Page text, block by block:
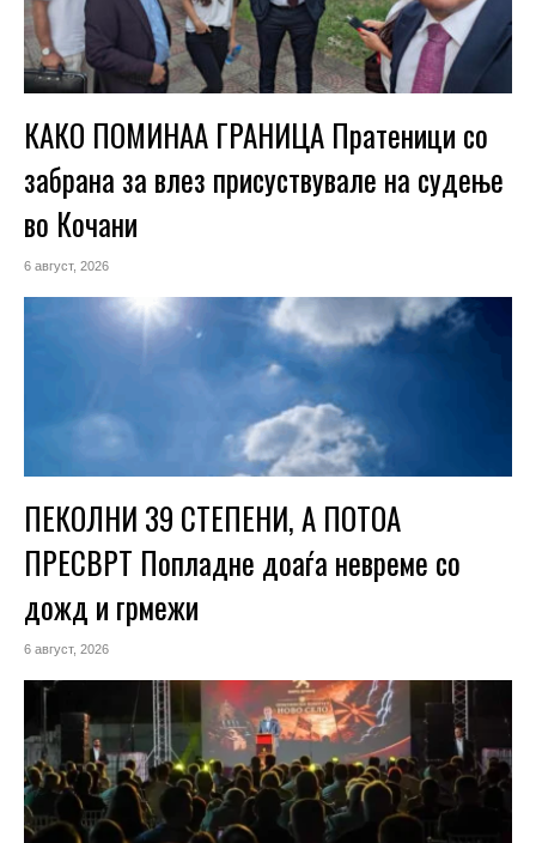
КАКО ПОМИНАА ГРАНИЦА Пратеници со
забрана за влез присуствувале на судење
во Кочани
6 август, 2026
ПЕКОЛНИ 39 СТЕПЕНИ, А ПОТОА
ПРЕСВРТ Попладне доаѓа невреме со
дожд и грмежи
6 август, 2026